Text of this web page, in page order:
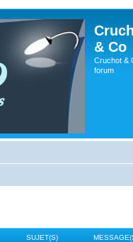
& Co
Cruchot &
forum
SUJET(S)